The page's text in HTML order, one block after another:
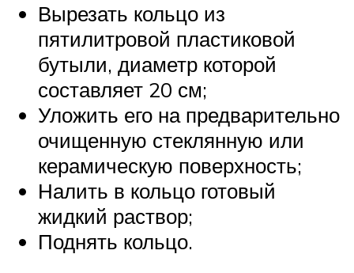
Вырезать кольцо из
пятилитровой пластиковой
бутыли, диаметр которой
составляет 20 см;
Уложить его на предварительно
очищенную стеклянную или
керамическую поверхность;
Налить в кольцо готовый
жидкий раствор;
Поднять кольцо.